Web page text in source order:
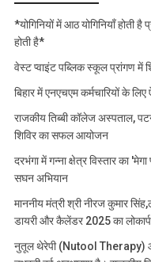
*योगिनियों में आठ योगिनियाँ होती है
होती है*
वेस्ट प्वाइंट पब्लिक स्कूल प्रांगण में
बिहार में एनएचएम कर्मचारियों के लिए
राजकीय तिब्बी कॉलेज अस्पताल,
शिविर का सफल आयोजन
दरभंगा में गन्ना क्षेत्र विस्तार का
सघन अभियान
माननीय मंत्री श्री नीरज कुमार
डायरी और कैलेंडर 2025 का
नुतूल थेरेपी (Nutool Therapy)